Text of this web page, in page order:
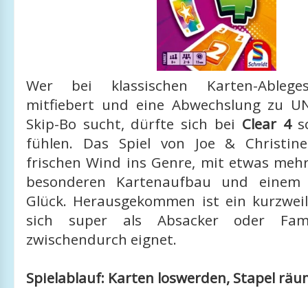
Wer bei klassischen Karten-
mitfiebert und eine Abwechslung zu
Skip-Bo sucht, dürfte sich bei Clear 4
fühlen. Das Spiel von Joe &
frischen Wind ins Genre, mit etwas
besonderen Kartenaufbau und einem
Glück. Herausgekommen ist ein
sich super als Absacker oder
zwischendurch eignet.
Spielablauf: Karten loswerden, Stapel